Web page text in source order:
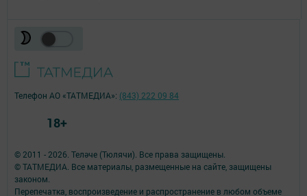
© 2011 - 2026. Теләче (Тюлячи). Все права защищены.
© ТАТМЕДИА. Все материалы, размещенные на сайте, защищены
законом.
Перепечатка, воспроизведение и распространение в любом объеме
Телефон АО «ТАТМЕДИА»: (843) 222 09 84
18+